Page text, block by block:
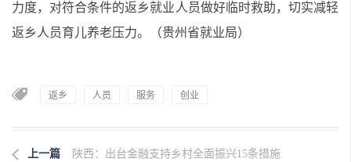
力度，对符合条件的返乡就业人员做好临时救助，切实减轻
返乡人员育儿养老压力。（贵州省就业局）
返乡 人员 服务 创业
上一篇 陕西：出台金融支持乡村全面振兴15条措施